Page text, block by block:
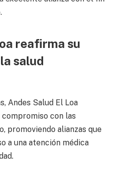
reafirma su
salud
Andes Salud El Loa
con las
promoviendo alianzas que
a una atención médica